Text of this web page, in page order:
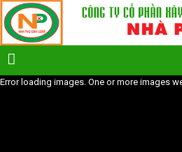
Error loading images. One or more images